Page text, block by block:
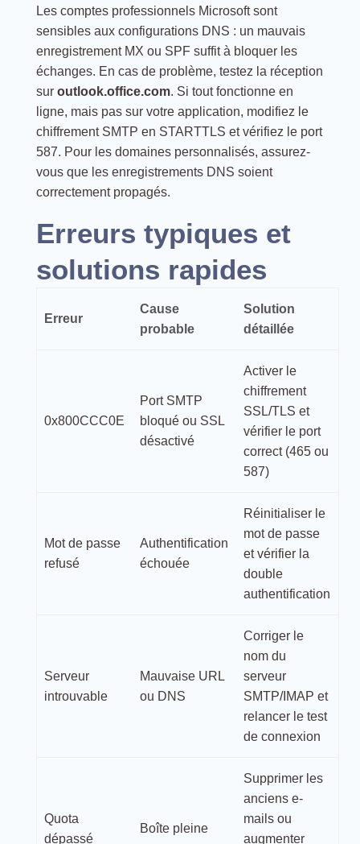
Les comptes professionnels Microsoft sont
sensibles aux configurations DNS : un mauvais
enregistrement MX ou SPF suffit à bloquer les
échanges. En cas de problème, testez la réception
sur outlook.office.com. Si tout fonctionne en
ligne, mais pas sur votre application, modifiez le
chiffrement SMTP en STARTTLS et vérifiez le port
587. Pour les domaines personnalisés, assurez-
vous que les enregistrements DNS soient
correctement propagés.
Erreurs typiques et
solutions rapides
Erreur
Cause
probable
Solution
détaillée
0x800CCC0E
Port SMTP
bloqué ou SSL
désactivé
Activer le
chiffrement
SSL/TLS et
vérifier le port
correct (465 ou
587)
Mot de passe
refusé
Authentification
échouée
Réinitialiser le
mot de passe
et vérifier la
double
authentification
Serveur
introuvable
Mauvaise URL
ou DNS
Corriger le
nom du
serveur
SMTP/IMAP et
relancer le test
de connexion
Quota
dépassé
Boîte pleine
Supprimer les
anciens e-
mails ou
augmenter